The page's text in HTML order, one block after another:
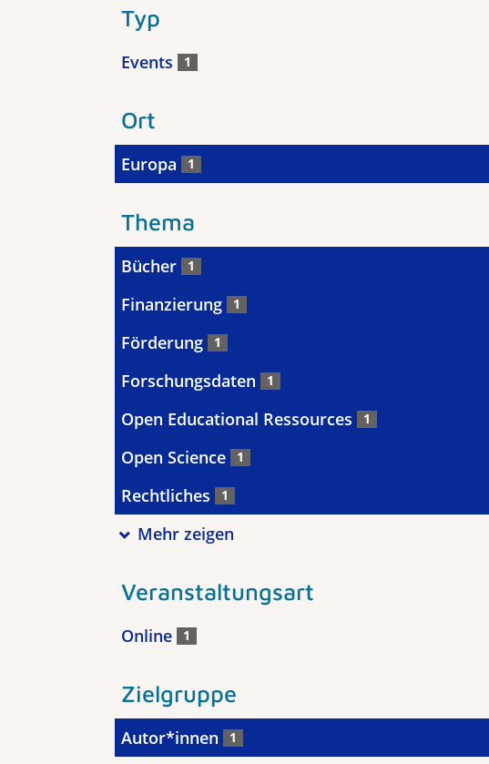
Typ
Events 1
Ort
Europa 1
Thema
Bücher 1
Finanzierung 1
Förderung 1
Forschungsdaten 1
Open Educational Ressources 1
Open Science 1
Rechtliches 1
Mehr zeigen
Veranstaltungsart
Online 1
Zielgruppe
Autor*innen 1